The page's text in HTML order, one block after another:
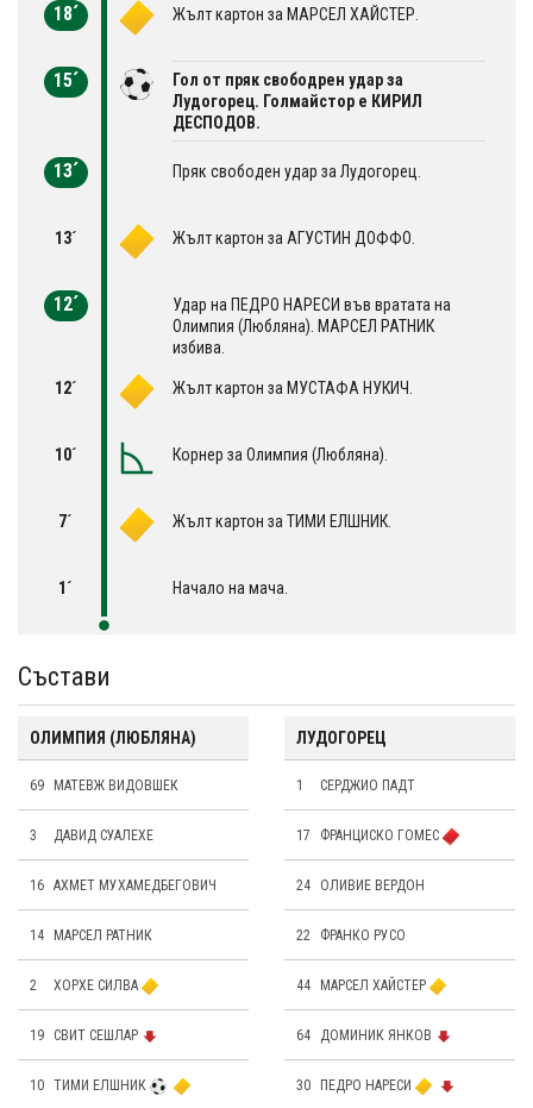
18´ Жълт картон за МАРСЕЛ ХAЙСТЕР.
15´
Гол от пряк свободрен удар за
Лудогорец. Голмайстор е КИРИЛ
ДЕСПОДОВ.
13´ Пряк свободен удар за Лудогорец.
13´ Жълт картон за АГУСТИН ДОФФО.
12´
Удар на ПЕДРО НАРЕСИ във вратата на
Олимпия (Любляна). МАРСЕЛ РАТНИК
избива.
12´ Жълт картон за МУСТАФА НУКИЧ.
10´ Корнер за Олимпия (Любляна).
7´ Жълт картон за ТИМИ ЕЛШНИК.
1´ Начало на мача.
Състави
ОЛИМПИЯ (ЛЮБЛЯНА)
69 МАТЕВЖ ВИДОВШЕК
3 ДАВИД СУАЛЕХЕ
16 АХМЕТ МУХАМЕДБЕГОВИЧ
14 МАРСЕЛ РАТНИК
2 ХОРХЕ СИЛВА
19 СВИТ СЕШЛАР
10 ТИМИ ЕЛШНИК
ЛУДОГОРЕЦ
1 СЕРДЖИО ПАДТ
17 ФРАНЦИСКО ГОМЕС
24 OЛИВИЕ ВЕРДОН
22 ФРАНКО РУСО
44 МАРСЕЛ ХAЙСТЕР
64 ДОМИНИК ЯНКОВ
30 ПЕДРО НАРЕСИ